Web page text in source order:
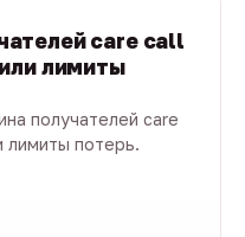
care call
лимиты
получателей care
лимиты потерь.